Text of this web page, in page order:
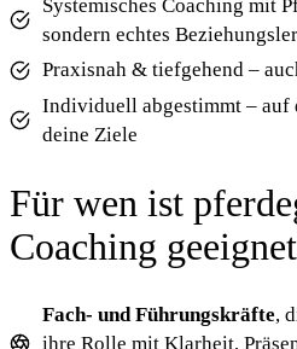
Systemisches Coaching mit
sondern echtes
Praxisnah & tiefgehend –
Individuell abgestimmt – auf
deine Ziele
Für wen ist
Coaching
Fach- und Führungskräfte,
ihre Rolle mit Klarheit,